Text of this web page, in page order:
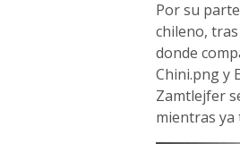
Por su
chileno,
donde
Chini.png y
Zamtlejfer
mientras ya